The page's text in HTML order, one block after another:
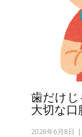
歯だけじ
大切な口
2026年6月8日